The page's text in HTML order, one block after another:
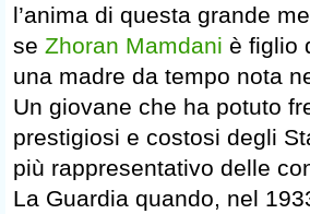
l’anima di questa grande
se Zhoran Mamdani è figlio
una madre da tempo nota
Un giovane che ha potuto
prestigiosi e costosi degli
più rappresentativo delle
La Guardia quando, nel